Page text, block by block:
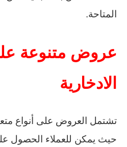
المتاحة.
عروض متنوعة
الادخارية
تشتمل العروض على أنواع
حيث يمكن للعملاء الحصول